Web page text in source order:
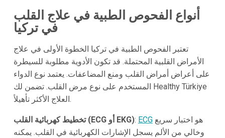
أنواع الفحوص الطبية في علاج القلب
في تركيا
تعتبر الفحوص الطبية في تركيا الخطوة الأولى في علاج
الأمراض القلبية المحتملة. قد تكون الأدوية مطلوبة للسيطرة
على أعراض أمراض القلب ومنع المضاعفات. يعتمد نوع الدواء
المستخدم على نوع مرض القلب. تضمن لك Healthy Türkiye
العلاج الأكثر تأهيلاً.
تخطيط كهربائية القلب (ECG أو EKG): ECGهو اختبار سريع
وخالي من الألم يسجل الإشارات الكهربائية في القلب. يمكنه